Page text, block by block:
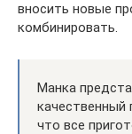
вносить новые
комбинировать.
Манка
качественный
что все